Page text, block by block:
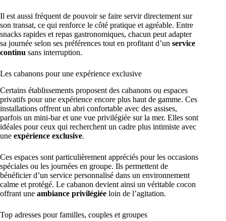
Il est aussi fréquent de pouvoir se faire servir directement sur
son transat, ce qui renforce le côté pratique et agréable. Entre
snacks rapides et repas gastronomiques, chacun peut adapter
sa journée selon ses préférences tout en profitant d’un service
continu sans interruption.
Les cabanons pour une expérience exclusive
Certains établissements proposent des cabanons ou espaces
privatifs pour une expérience encore plus haut de gamme. Ces
installations offrent un abri confortable avec des assises,
parfois un mini-bar et une vue privilégiée sur la mer. Elles sont
idéales pour ceux qui recherchent un cadre plus intimiste avec
une expérience exclusive.
Ces espaces sont particulièrement appréciés pour les occasions
spéciales ou les journées en groupe. Ils permettent de
bénéficier d’un service personnalisé dans un environnement
calme et protégé. Le cabanon devient ainsi un véritable cocon
offrant une ambiance privilégiée loin de l’agitation.
Top adresses pour familles, couples et groupes